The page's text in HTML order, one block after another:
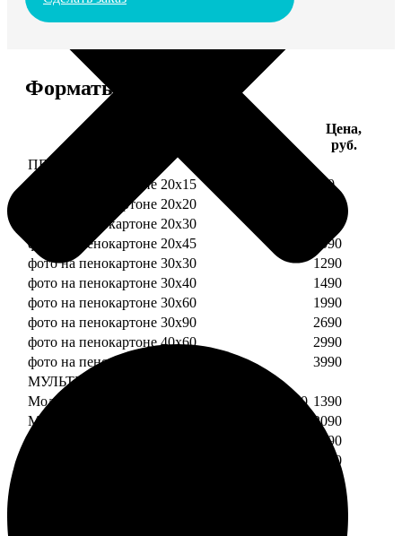
Форматы и цены
Цена,
руб.
ПЕНОКАРТОН
фото на пенокартоне 20х15
690
фото на пенокартоне 20х20
фото на пенокартоне 20х30
фото на пенокартоне 20х45
1090
фото на пенокартоне 30х30
1290
фото на пенокартоне 30х40
1490
фото на пенокартоне 30х60
1990
фото на пенокартоне 30х90
2690
фото на пенокартоне 40х60
2990
фото на пенокартоне 50х70
3990
МУЛЬТИПЕНОКАРТОН
Модульный пенокартон из двух частей 20х20 1390
Модульный пенокартон из трех частей 20х20
2090
1590
2390